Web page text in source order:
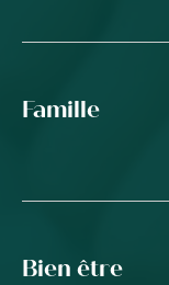
Famille
Bien être